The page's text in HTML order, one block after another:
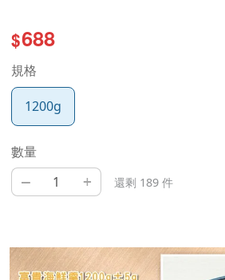
$688
規格
1200g
數量
– + 還剩 189 件